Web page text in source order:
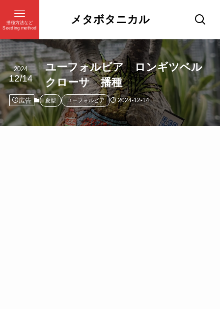
メタボタニカル
播種方法など
Seeding method
ユーフォルビア ロンギツベル
クローサ 播種
2024
12/14
広告 夏型 ユーフォルビア 2024-12-14